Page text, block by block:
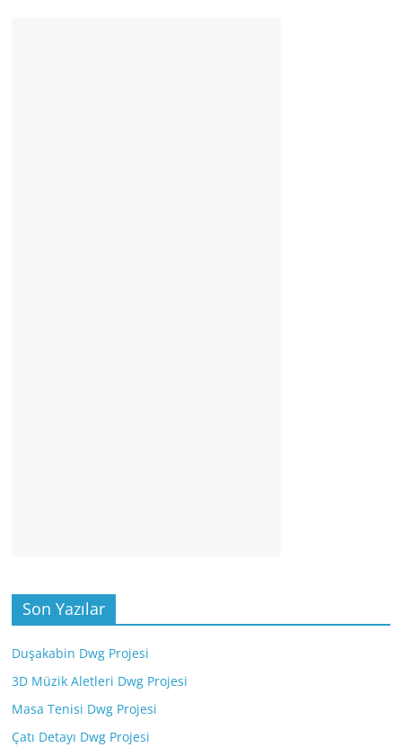
Son Yazılar
Duşakabin Dwg Projesi
3D Müzik Aletleri Dwg Projesi
Masa Tenisi Dwg Projesi
Çatı Detayı Dwg Projesi